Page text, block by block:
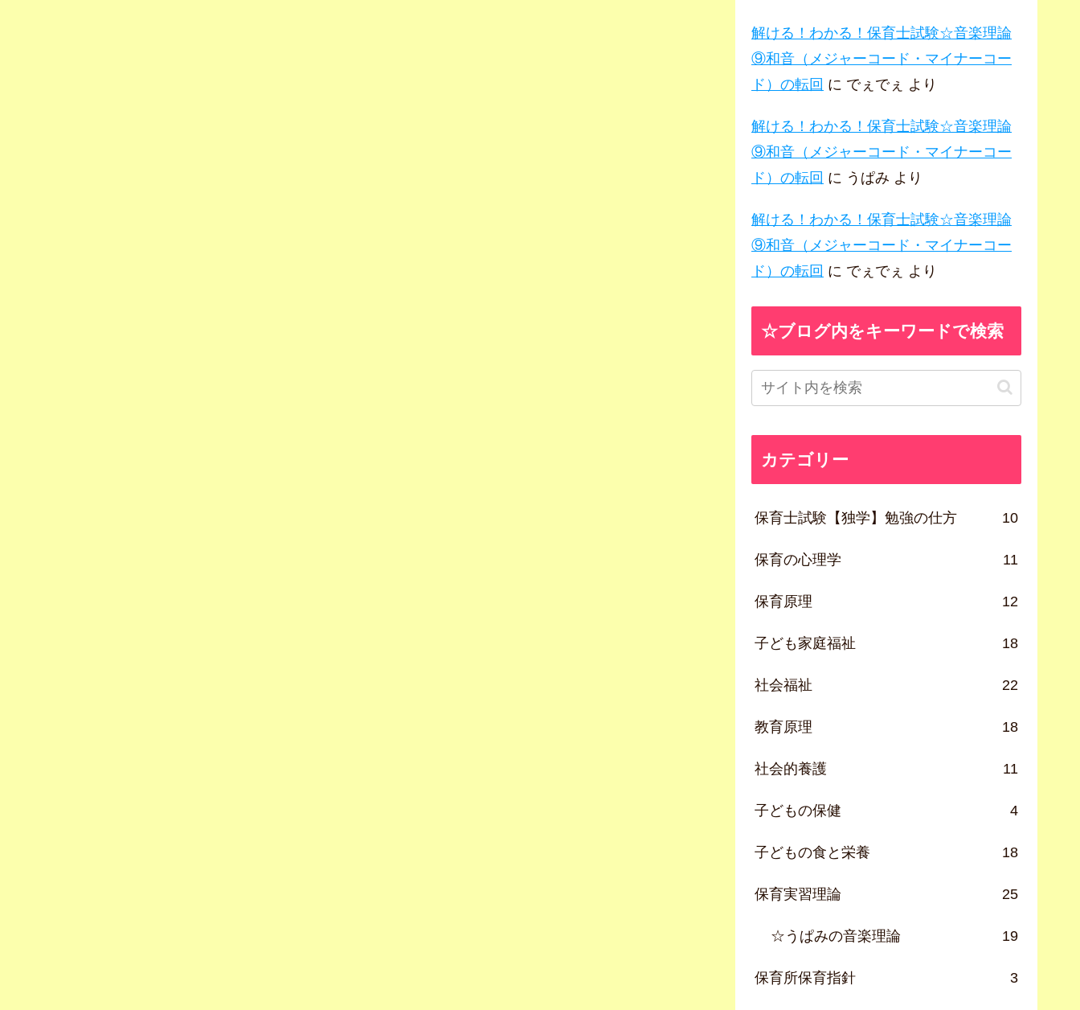
解ける！わかる！保育士試験☆音楽理論
⑨和音（メジャーコード・マイナーコー
ド）の転回 に でぇでぇ より
解ける！わかる！保育士試験☆音楽理論
⑨和音（メジャーコード・マイナーコー
ド）の転回 に うぱみ より
解ける！わかる！保育士試験☆音楽理論
⑨和音（メジャーコード・マイナーコー
ド）の転回 に でぇでぇ より
☆ブログ内をキーワードで検索
カテゴリー
保育士試験【独学】勉強の仕方 10
保育の心理学 11
保育原理 12
子ども家庭福祉 18
社会福祉 22
教育原理 18
社会的養護 11
子どもの保健 4
子どもの食と栄養 18
保育実習理論 25
☆うぱみの音楽理論 19
保育所保育指針 3